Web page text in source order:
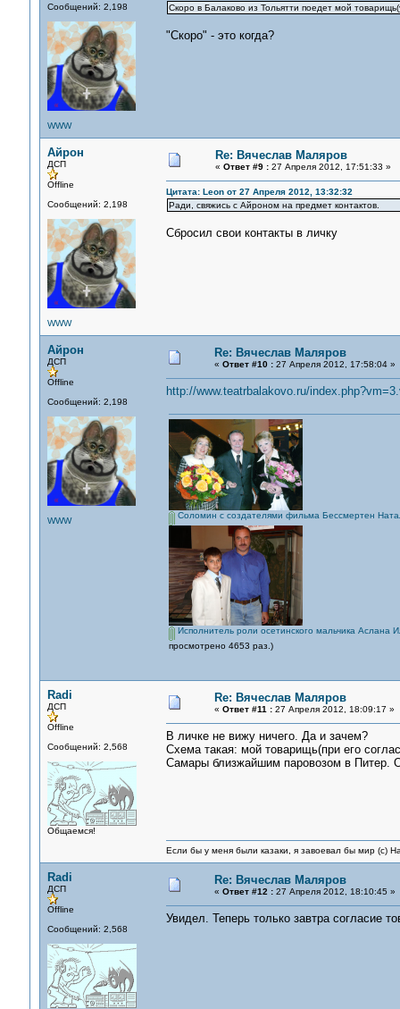
Сообщений: 2,198
WWW
Скоро в Балаково из Тольятти поедет мой
"Скоро" - это когда?
Айрон
ДСП
Offline
Сообщений: 2,198
WWW
Re: Вячеслав Маляров
« Ответ #9 :27 Апреля 2012, 17:51:33 »
Цитата: Leon от 27 Апреля 2012, 13:32:32
Ради, свяжись с Айроном на предмет контактов.
Сбросил свои контакты в личку
Айрон
ДСП
Offline
Сообщений: 2,198
WWW
Re: Вячеслав Маляров
« Ответ #10 :27 Апреля 2012, 17:58:04 »
http://www.teatrbalakovo.ru/
Соломин с создателями фильма Бессмертен
Исполнитель роли осетинского мальчика Аслана
просмотрено 4653 раз.)
Radi
ДСП
Offline
Сообщений: 2,568
Общаемся!
Re: Вячеслав Маляров
« Ответ #11 :27 Апреля 2012, 18:09:17 »
В личке не вижу ничего. Да и зачем?
Схема такая: мой товарищь(при его
Самары близжайшим паровозом в Питер.
Если бы у меня были казаки, я завоевал бы мир (с)
Radi
ДСП
Offline
Сообщений: 2,568
Re: Вячеслав Маляров
« Ответ #12 :27 Апреля 2012, 18:10:45 »
Увидел. Теперь только завтра согласие